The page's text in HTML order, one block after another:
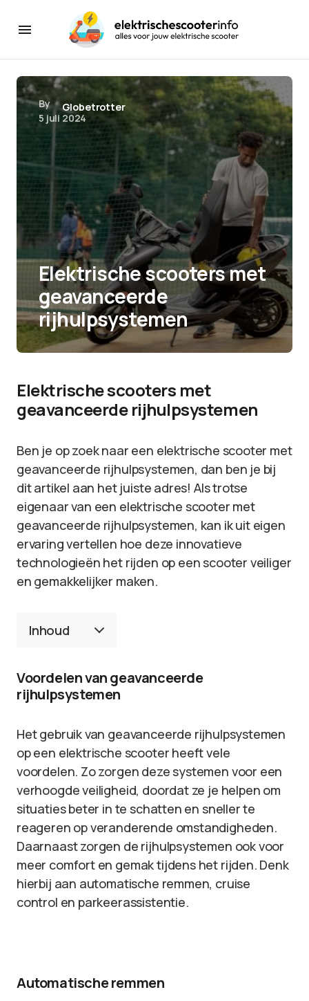
By
Globetrotter
5 juli 2024
Elektrische scooters met
geavanceerde
rijhulpsystemen
Elektrische scooters met
geavanceerde rijhulpsystemen
Ben je op zoek naar een elektrische scooter met
geavanceerde rijhulpsystemen, dan ben je bij
dit artikel aan het juiste adres! Als trotse
eigenaar van een elektrische scooter met
geavanceerde rijhulpsystemen, kan ik uit eigen
ervaring vertellen hoe deze innovatieve
technologieën het rijden op een scooter veiliger
en gemakkelijker maken.
Inhoud
Voordelen van geavanceerde
rijhulpsystemen
Het gebruik van geavanceerde rijhulpsystemen
op een elektrische scooter heeft vele
voordelen. Zo zorgen deze systemen voor een
verhoogde veiligheid, doordat ze je helpen om
situaties beter in te schatten en sneller te
reageren op veranderende omstandigheden.
Daarnaast zorgen de rijhulpsystemen ook voor
meer comfort en gemak tijdens het rijden. Denk
hierbij aan automatische remmen, cruise
control en parkeerassistentie.
Automatische remmen